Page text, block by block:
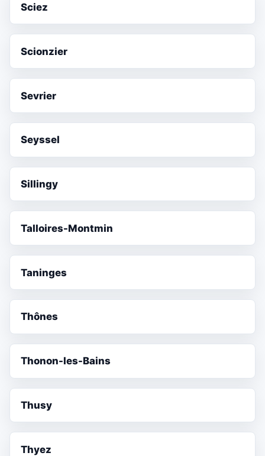
Sciez
Scionzier
Sevrier
Seyssel
Sillingy
Talloires-Montmin
Taninges
Thônes
Thonon-les-Bains
Thusy
Thyez